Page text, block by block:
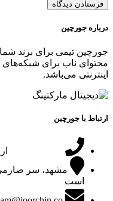
درباره جورچین
جورچین تیمی برای برند شما
محتوای ناب برای شبکه‌های
اینترنتی می‌باشد.
ارتباط با جورچین
از ۹ صبح هستیم و پیغام‌گیر چک می‌شود
مشهد، سر صارمی ۶۰ پلاک
است